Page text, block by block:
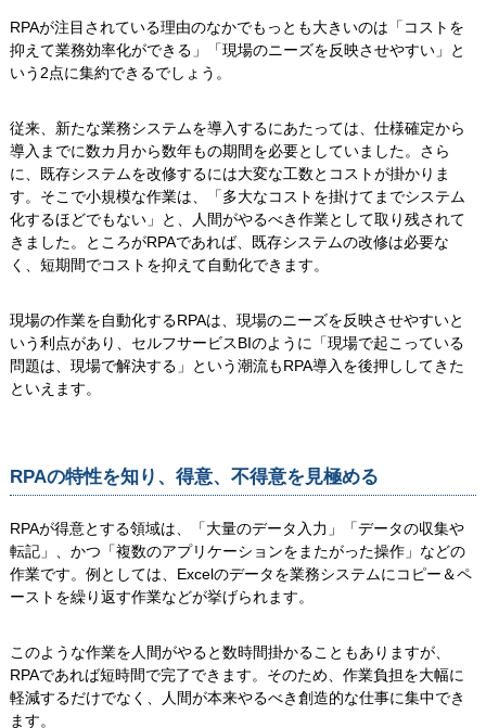
RPAが注目されている理由のなかでもっとも大きいのは「コストを
抑えて業務効率化ができる」「現場のニーズを反映させやすい」と
いう2点に集約できるでしょう。
従来、新たな業務システムを導入するにあたっては、仕様確定から
導入までに数カ月から数年もの期間を必要としていました。さら
に、既存システムを改修するには大変な工数とコストが掛かりま
す。そこで小規模な作業は、「多大なコストを掛けてまでシステム
化するほどでもない」と、人間がやるべき作業として取り残されて
きました。ところがRPAであれば、既存システムの改修は必要な
く、短期間でコストを抑えて自動化できます。
現場の作業を自動化するRPAは、現場のニーズを反映させやすいと
いう利点があり、セルフサービスBIのように「現場で起こっている
問題は、現場で解決する」という潮流もRPA導入を後押ししてきた
といえます。
RPAの特性を知り、得意、不得意を見極める
RPAが得意とする領域は、「大量のデータ入力」「データの収集や
転記」、かつ「複数のアプリケーションをまたがった操作」などの
作業です。例としては、Excelのデータを業務システムにコピー＆ペ
ーストを繰り返す作業などが挙げられます。
このような作業を人間がやると数時間掛かることもありますが、
RPAであれば短時間で完了できます。そのため、作業負担を大幅に
軽減するだけでなく、人間が本来やるべき創造的な仕事に集中でき
ます。